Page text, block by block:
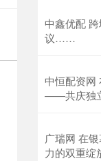
中鑫优配
议……
中恒配资网
——共庆独
广瑞网 在
力的双重绽